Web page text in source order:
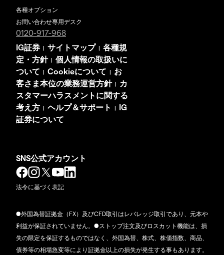
各種オプション
お問い合わせ専用デスク
0120-917-968
IG証券 | サイトマップ | 各種規
定・方針| 個人情報の取扱いに
ついて | Cookieについて | お
客さま本位の業務運営方針|
カ
スタマーハラスメントに関する
考え方 | ヘルプ＆サポート | IG
証券について
SNS公式アカウント
法令に基づく表記
●外国為替証拠金（FX）及びCFD取引はレバレッジ取引であり、元本や
利益が保証されていません。●ストップ注文及びロスカット機能は、損
失の限定を保証するものではなく、外国為替、株式、株価指数、商品、
債券等の相場急変等により証拠金以上の損失が発生する事もあります。